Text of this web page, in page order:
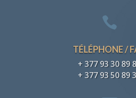

TÉLÉPHONE /
+ 377 93 30 89
+ 377 93 50 89